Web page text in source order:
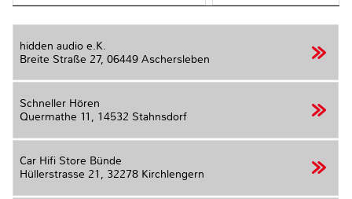
hidden audio e.K.
Breite Straße 27, 06449 Aschersleben
Schneller Hören
Quermathe 11, 14532 Stahnsdorf
Car Hifi Store Bünde
Hüllerstrasse 21, 32278 Kirchlengern